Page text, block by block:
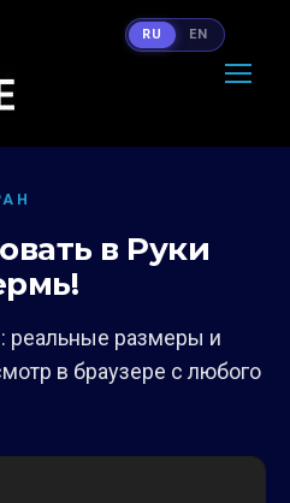
в Руки
реальные размеры и
в браузере с любого
RU EN